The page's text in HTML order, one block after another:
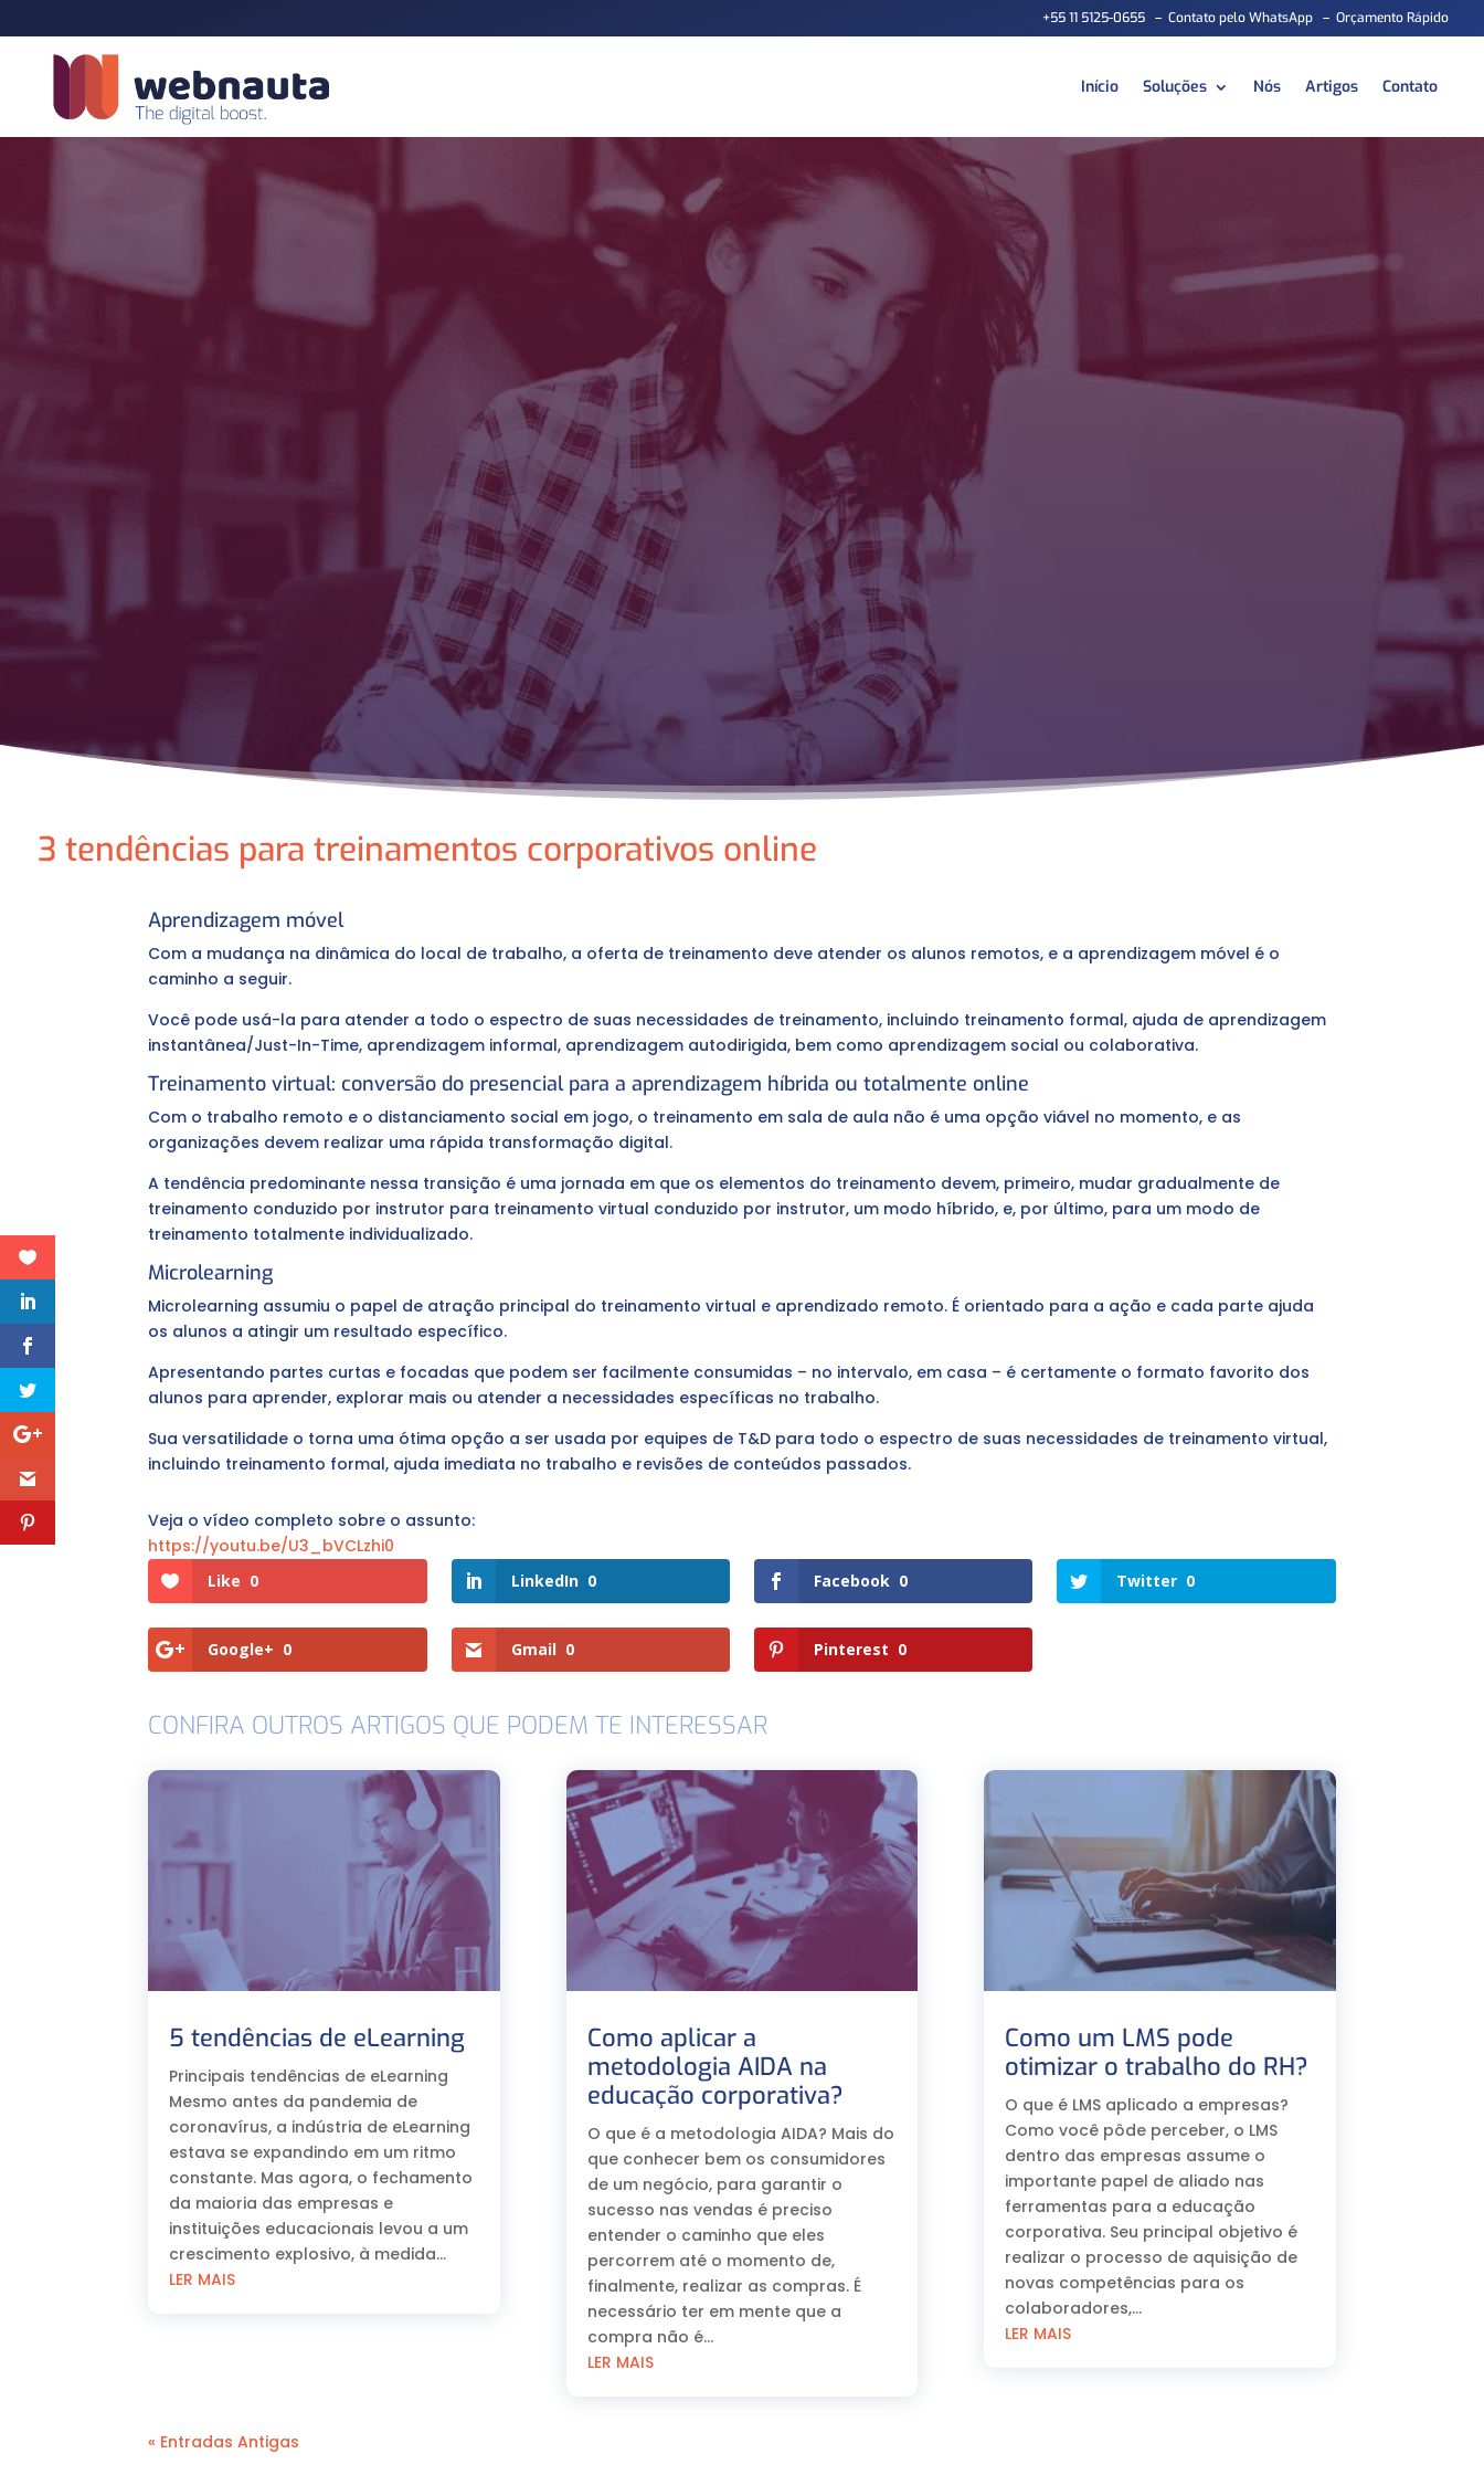
+55 11 5125-0655 – Contato pelo WhatsApp – Orçamento Rápido
Início Soluções Nós Artigos Contato
3 tendências para treinamentos corporativos online
Aprendizagem móvel
Com a mudança na dinâmica do local de trabalho, a oferta de treinamento deve atender os alunos remotos, e a aprendizagem móvel é o
caminho a seguir.
Você pode usá-la para atender a todo o espectro de suas necessidades de treinamento, incluindo treinamento formal, ajuda de aprendizagem
instantânea/Just-In-Time, aprendizagem informal, aprendizagem autodirigida, bem como aprendizagem social ou colaborativa.
Treinamento virtual: conversão do presencial para a aprendizagem híbrida ou totalmente online
Com o trabalho remoto e o distanciamento social em jogo, o treinamento em sala de aula não é uma opção viável no momento, e as
organizações devem realizar uma rápida transformação digital.
A tendência predominante nessa transição é uma jornada em que os elementos do treinamento devem, primeiro, mudar gradualmente de
treinamento conduzido por instrutor para treinamento virtual conduzido por instrutor, um modo híbrido, e, por último, para um modo de
treinamento totalmente individualizado.
Microlearning
Microlearning assumiu o papel de atração principal do treinamento virtual e aprendizado remoto. É orientado para a ação e cada parte ajuda
os alunos a atingir um resultado específico.
Apresentando partes curtas e focadas que podem ser facilmente consumidas – no intervalo, em casa – é certamente o formato favorito dos
alunos para aprender, explorar mais ou atender a necessidades específicas no trabalho.
Sua versatilidade o torna uma ótima opção a ser usada por equipes de T&D para todo o espectro de suas necessidades de treinamento virtual,
incluindo treinamento formal, ajuda imediata no trabalho e revisões de conteúdos passados.
Veja o vídeo completo sobre o assunto:
https://youtu.be/U3_bVCLzhi0
Like 0 LinkedIn 0 Facebook 0 Twitter 0
Google+ 0 Gmail 0 Pinterest 0
CONFIRA OUTROS ARTIGOS QUE PODEM TE INTERESSAR
5 tendências de eLearning
Principais tendências de eLearning
Mesmo antes da pandemia de
coronavírus, a indústria de eLearning
estava se expandindo em um ritmo
constante. Mas agora, o fechamento
da maioria das empresas e
instituições educacionais levou a um
crescimento explosivo, à medida...
LER MAIS
Como aplicar a
metodologia AIDA na
educação corporativa?⠀
O que é a metodologia AIDA? Mais do
que conhecer bem os consumidores
de um negócio, para garantir o
sucesso nas vendas é preciso
entender o caminho que eles
percorrem até o momento de,
finalmente, realizar as compras. É
necessário ter em mente que a
compra não é...
LER MAIS
Como um LMS pode
otimizar o trabalho do RH?
O que é LMS aplicado a empresas?
Como você pôde perceber, o LMS
dentro das empresas assume o
importante papel de aliado nas
ferramentas para a educação
corporativa. Seu principal objetivo é
realizar o processo de aquisição de
novas competências para os
colaboradores,...
LER MAIS
« Entradas Antigas